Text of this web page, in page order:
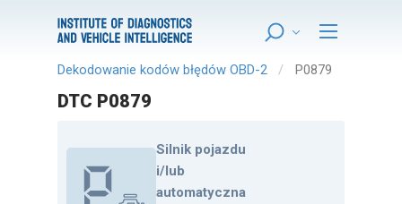
Dekodowanie kodów błędów OBD-2 P0879
DTC P0879
Silnik pojazdu
i/lub
automatyczna